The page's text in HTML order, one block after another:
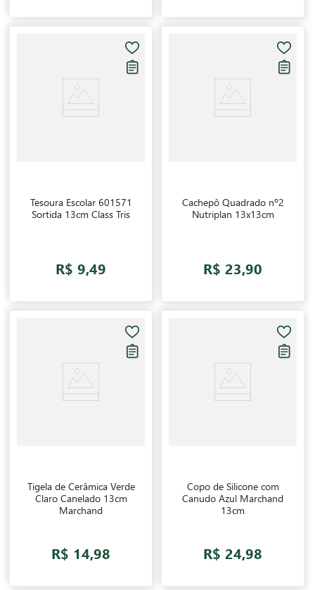
Tesoura Escolar 601571
Sortida 13cm Class Tris
R$ 9,49
Cachepô Quadrado nº2
Nutriplan 13x13cm
R$ 23,90
Tigela de Cerâmica Verde
Claro Canelado 13cm
Marchand
R$ 14,98
Copo de Silicone com
Canudo Azul Marchand
13cm
R$ 24,98